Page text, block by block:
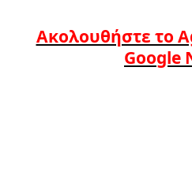
Ακολουθήστε το
Google